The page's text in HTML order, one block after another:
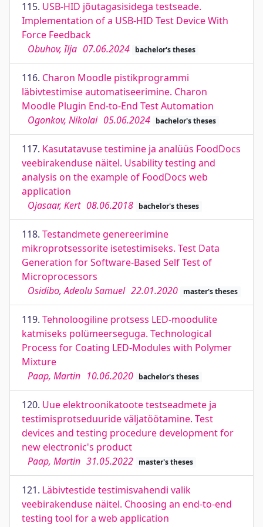
115. USB-HID jõutagasisidega testseade.
Implementation of a USB-HID Test Device With
Force Feedback
Obuhov, Ilja 07.06.2024 bachelor's theses
116. Charon Moodle pistikprogrammi
läbivtestimise automatiseerimine. Charon
Moodle Plugin End-to-End Test Automation
Ogonkov, Nikolai 05.06.2024 bachelor's theses
117. Kasutatavuse testimine ja analüüs FoodDocs
veebirakenduse näitel. Usability testing and
analysis on the example of FoodDocs web
application
Ojasaar, Kert 08.06.2018 bachelor's theses
118. Testandmete genereerimine
mikroprotsessorite isetestimiseks. Test Data
Generation for Software-Based Self Test of
Microprocessors
Osidibo, Adeolu Samuel 22.01.2020 master's theses
119. Tehnoloogiline protsess LED-moodulite
katmiseks polümeerseguga. Technological
Process for Coating LED-Modules with Polymer
Mixture
Paap, Martin 10.06.2020 bachelor's theses
120. Uue elektroonikatoote testseadmete ja
testimisprotseduuride väljatöötamine. Test
devices and testing procedure development for
new electronic's product
Paap, Martin 31.05.2022 master's theses
121. Läbivtestide testimisvahendi valik
veebirakenduse näitel. Choosing an end-to-end
testing tool for a web application